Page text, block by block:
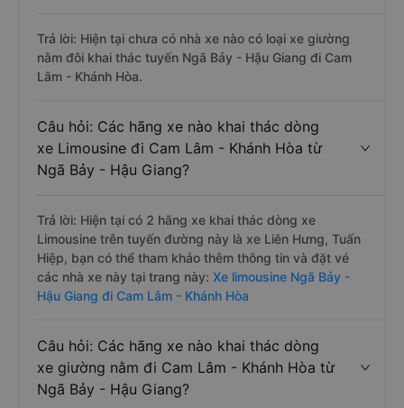
Trả lời: Hiện tại chưa có nhà xe nào có loại xe giường
nằm đôi khai thác tuyến Ngã Bảy - Hậu Giang đi Cam
Lâm - Khánh Hòa.
Câu hỏi: Các hãng xe nào khai thác dòng
xe Limousine đi Cam Lâm - Khánh Hòa từ
Ngã Bảy - Hậu Giang?
Trả lời: Hiện tại có 2 hãng xe khai thác dòng xe
Limousine trên tuyến đường này là xe Liên Hưng, Tuấn
Hiệp, bạn có thể tham khảo thêm thông tin và đặt vé
các nhà xe này tại trang này: Xe limousine Ngã Bảy -
Hậu Giang đi Cam Lâm - Khánh Hòa
Câu hỏi: Các hãng xe nào khai thác dòng
xe giường nằm đi Cam Lâm - Khánh Hòa từ
Ngã Bảy - Hậu Giang?